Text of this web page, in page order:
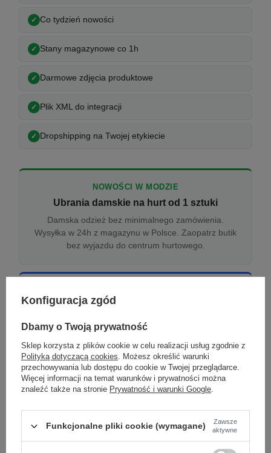
Co tydzień nowości
Stany magazynowe co 1h
Darmowe zdjęcia produktowe
Plik XML do integracji
Dropshipping na Twojej etykiecie
NOWOŚCI W MODZIE
Ubrania damskie na hurt od 1 sztuki
Damska odzież bez minimalnego zamówienia.
Wysyłka w 24h z magazynu w Polsce. Zaopatrz butik
bez wyjazdu do centrum hurtowego.
Odzież damska hurtowo online
Internetowa hurtownia damska z plikiem XML/CSV.
Aktualizacja stanów co godzinę.
DROPSHIPPING
Damskie ubrania w dropshippingu
Hurt odzieży damskiej z wysyłką na etykiecie Twojego
sklepu w całej UE. Zero magazynu, zero
Konfiguracja zgód
Dbamy o Twoją prywatność
Sklep korzysta z plików cookie w celu realizacji usług zgodnie z
Polityką dotyczącą cookies. Możesz określić warunki
przechowywania lub dostępu do cookie w Twojej przeglądarce.
Więcej informacji na temat warunków i prywatności można
znaleźć także na stronie Prywatność i warunki Google.
Funkcjonalne pliki cookie (wymagane)
Zawsze
aktywne